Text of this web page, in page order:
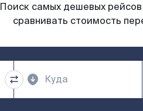
Поиск самых дешевых
сравнивать стоимость